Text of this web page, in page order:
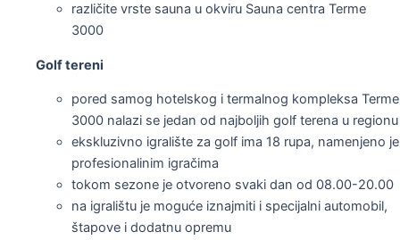
različite vrste sauna u okviru Sauna centra Terme
3000
Golf tereni
pored samog hotelskog i termalnog kompleksa Terme
3000 nalazi se jedan od najboljih golf terena u regionu
ekskluzivno igralište za golf ima 18 rupa, namenjeno je
profesionalinim igračima
tokom sezone je otvoreno svaki dan od 08.00-20.00
na igralištu je moguće iznajmiti i specijalni automobil,
štapove i dodatnu opremu